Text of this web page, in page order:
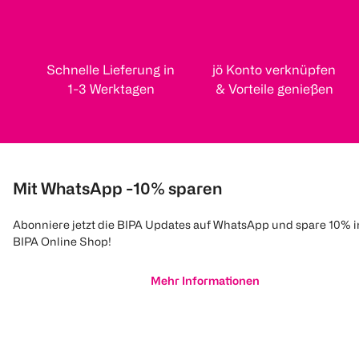
Schnelle Lieferung in
1-3 Werktagen
jö Konto verknüpfen
& Vorteile genießen
Mit WhatsApp -10% sparen
Abonniere jetzt die BIPA Updates auf WhatsApp und spare 10%
BIPA Online Shop!
Mehr Informationen